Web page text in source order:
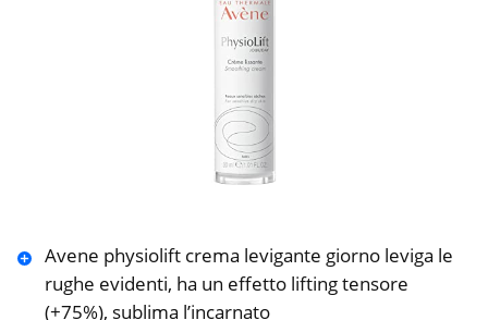
Avene physiolift crema levigante giorno leviga le
rughe evidenti, ha un effetto lifting tensore
(+75%), sublima l’incarnato